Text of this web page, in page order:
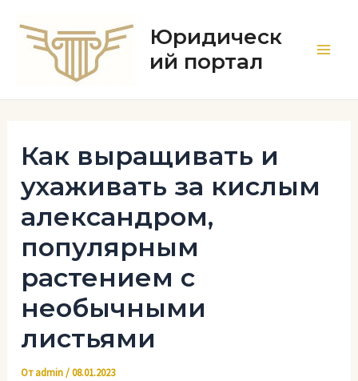
содержимому
Юридическ
ий портал
Как выращивать и
ухаживать за кислым
александром,
популярным
растением с
необычными
листьями
Отadmin/08.01.2023